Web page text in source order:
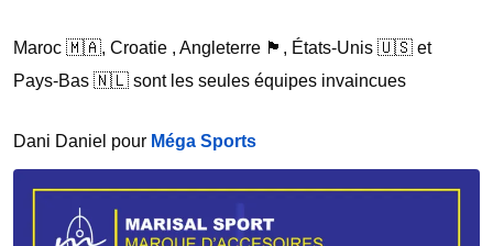
Maroc 🇲🇦, Croatie , Angleterre 🏴󠁧󠁢󠁥󠁮󠁧󠁿, États-Unis 🇺🇸 et
Pays-Bas 🇳🇱 sont les seules équipes invaincues
Dani Daniel pour Méga Sports